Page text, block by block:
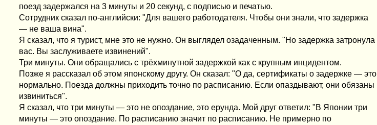
поезд задержался на 3 минуты и 20 секунд, с подписью и печатью.
Сотрудник сказал по-английски: "Для вашего работодателя. Чтобы они знали, что задержка
— не ваша вина".
Я сказал, что я турист, мне это не нужно. Он выглядел озадаченным. "Но задержка затронула
вас. Вы заслуживаете извинений".
Три минуты. Они обращались с трёхминутной задержкой как с крупным инцидентом.
Позже я рассказал об этом японскому другу. Он сказал: "О да, сертификаты о задержке — это
нормально. Поезда должны приходить точно по расписанию. Если опаздывают, они обязаны
извиниться".
Я сказал, что три минуты — это не опоздание, это ерунда. Мой друг ответил: "В Японии три
минуты — это опоздание. По расписанию значит по расписанию. Не примерно по